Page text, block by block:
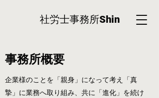
社労士事務所Shin
事務所概要
企業様のことを「親身」になって考え「真
摯」に業務へ取り組み、共に「進化」を続け